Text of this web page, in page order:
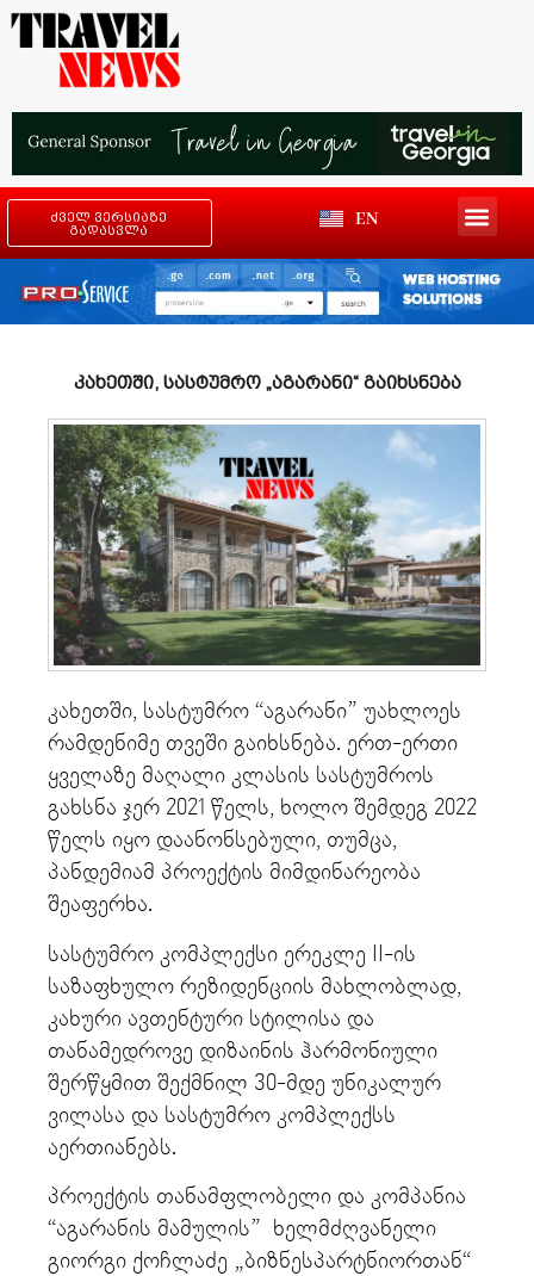
ძველ ვერსიაზე
გადასვლა
EN
კახეთში, სასტუმრო „აგარანი“ გაიხსნება
კახეთში, სასტუმრო “აგარანი” უახლოეს
რამდენიმე თვეში გაიხსნება. ერთ-ერთი
ყველაზე მაღალი კლასის სასტუმროს
გახსნა ჯერ 2021 წელს, ხოლო შემდეგ 2022
წელს იყო დაანონსებული, თუმცა,
პანდემიამ პროექტის მიმდინარეობა
შეაფერხა.
სასტუმრო კომპლექსი ერეკლე II-ის
საზაფხულო რეზიდენციის მახლობლად,
კახური ავთენტური სტილისა და
თანამედროვე დიზაინის ჰარმონიული
შერწყმით შექმნილ 30-მდე უნიკალურ
ვილასა და სასტუმრო კომპლექსს
აერთიანებს.
პროექტის თანამფლობელი და კომპანია
“აგარანის მამულის” ხელმძღვანელი
გიორგი ქოჩლაძე „ბიზნესპარტნიორთან“